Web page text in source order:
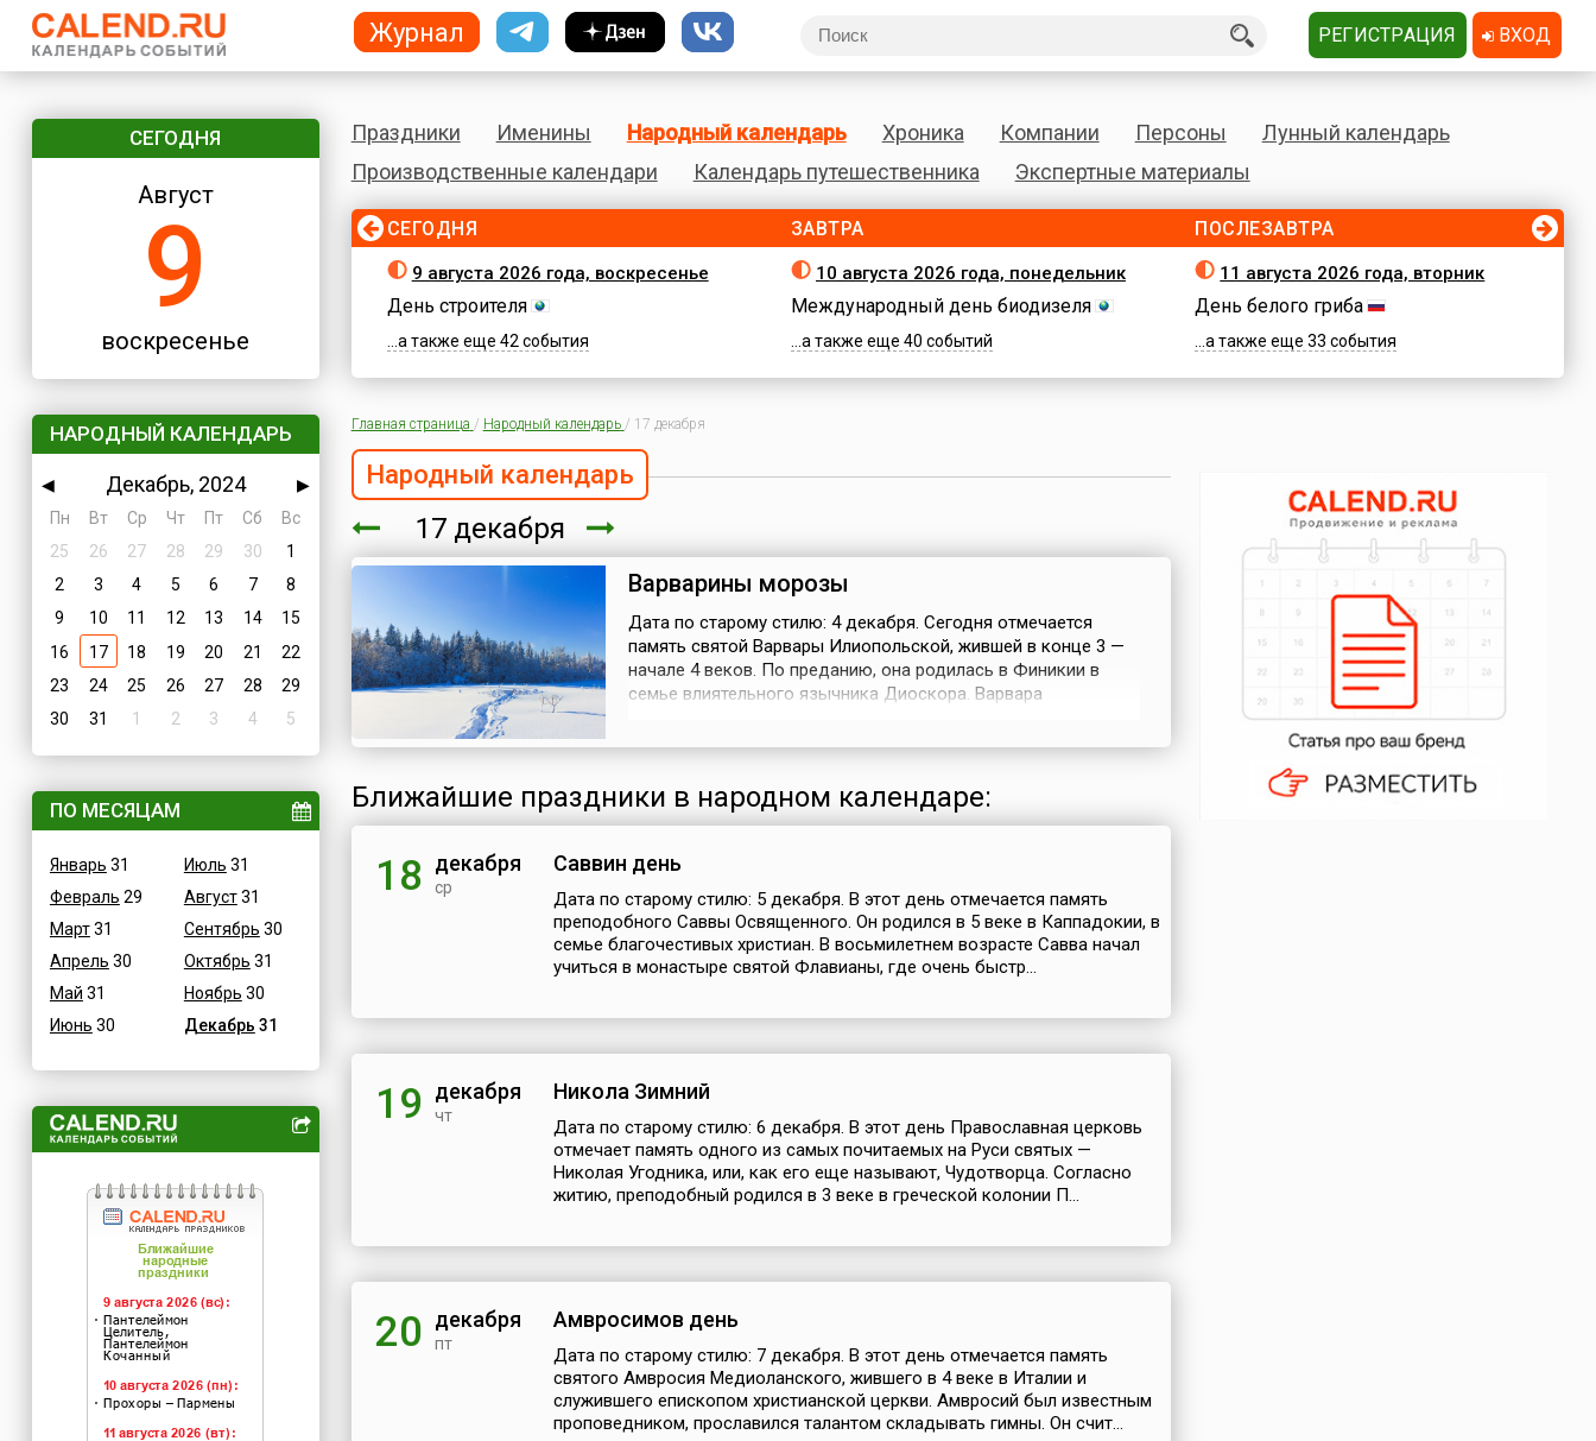
СЕГОДНЯ
Август
9
воскресенье
НАРОДНЫЙ КАЛЕНДАРЬ
◀ Декабрь, 2024
▶
Пн
Вт Ср Чт Пт Сб
Вс
25
26 27 28 29 30
1
2
3 4 5 6 7
8
9
10 11 12 13 14
15
16
17 18 19 20 21
22
23
24 25 26 27 28
29
30
31 1 2 3 4 5
ПО МЕСЯЦАМ
Январь 31
Февраль 29
Март31
Апрель 30
Май 31
Июнь 30
Июль 31
Август31
Сентябрь 30
Октябрь 31
Ноябрь 30
Декабрь 31
Праздники Именины Народный календарь Хроника Компании Персоны
Лунный календарь
Производственные календари
Календарь путешественника Экспертные материалы
СЕГОДНЯ
9 августа 2026 года, воскресенье
День строителя
...а также еще 42 события
ЗАВТРА
10 августа 2026 года, понедельник
Международный день биодизеля
...а также еще 40 событий
ПОСЛЕЗАВТРА
11 августа 2026 года, вторник
День белого гриба
...а также еще 33 события
Главная страница / Народный календарь / 17 декабря
Народный календарь
17 декабря
Варварины морозы
Дата по старому стилю: 4 декабря. Сегодня отмечается
память святой Варвары Илиопольской, жившей в конце 3 —
начале 4 веков. По преданию, она родилась в Финикии в
семье влиятельного язычника Диоскора. Варвара
предавалась размышлениям. В ...
Ближайшие праздники в народном календаре:
18 декабря
ср
Саввин день
Дата по старому стилю: 5 декабря. В этот день отмечается память
преподобного Саввы Освященного. Он родился в 5 веке в Каппадокии, в
семье благочестивых христиан. В восьмилетнем возрасте Савва начал
учиться в монастыре святой Флавианы, где очень быстр...
19 декабря
чт
Никола Зимний
Дата по старому стилю: 6 декабря. В этот день Православная церковь
отмечает память одного из самых почитаемых на Руси святых —
Николая Угодника, или, как его еще называют, Чудотворца. Согласно
житию, преподобный родился в 3 веке в греческой колонии П...
20 декабря
пт
Амвросимов день
Дата по старому стилю: 7 декабря. В этот день отмечается память
святого Амвросия Медиоланского, жившего в 4 веке в Италии и
служившего епископом христианской церкви. Амвросий был известным
проповедником, прославился талантом складывать гимны. Он счит...
Журнал РЕГИСТРАЦИЯ ВХОД